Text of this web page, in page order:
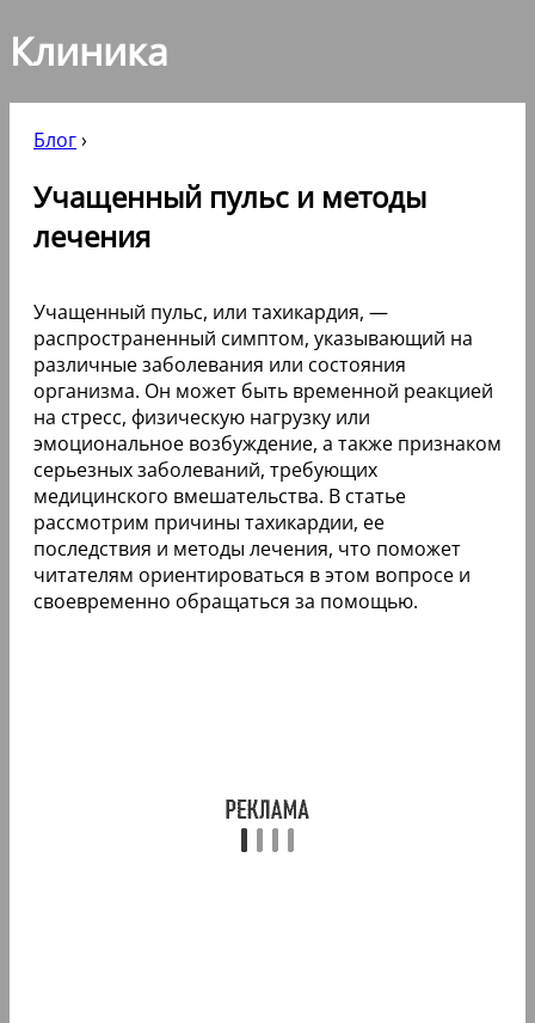
Клиника
Блог›
Учащенный пульс и методы
лечения
Учащенный пульс, или тахикардия, —
распространенный симптом, указывающий на
различные заболевания или состояния
организма. Он может быть временной реакцией
на стресс, физическую нагрузку или
эмоциональное возбуждение, а также признаком
серьезных заболеваний, требующих
медицинского вмешательства. В статье
рассмотрим причины тахикардии, ее
последствия и методы лечения, что поможет
читателям ориентироваться в этом вопросе и
своевременно обращаться за помощью.